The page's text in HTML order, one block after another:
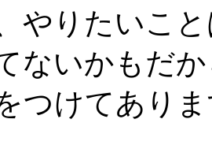
やりたいこ
ないかもだ
つけてあり